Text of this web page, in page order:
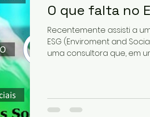
O que falta no
Recentemente assisti a
ESG (Enviroment and
uma consultora que, em
três vidas: · A vida do planeta · A vida da sociedade
· A vida das empresas O brilhantismo está na